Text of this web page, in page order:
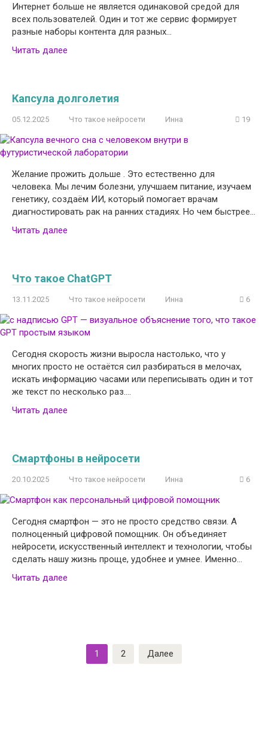
Интернет больше не является одинаковой средой для
всех пользователей. Один и тот же сервис формирует
разные наборы контента для разных…
Читать далее
Капсула долголетия
05.12.2025 Что такое нейросети Инна 19
Желание прожить дольше . Это естественно для
человека. Мы лечим болезни, улучшаем питание, изучаем
генетику, создаём ИИ, который помогает врачам
диагностировать рак на ранних стадиях. Но чем быстрее…
Читать далее
Что такое ChatGPT
13.11.2025 Что такое нейросети Инна 6
Сегодня скорость жизни выросла настолько, что у
многих просто не остаётся сил разбираться в мелочах,
искать информацию часами или переписывать один и тот
же текст по несколько раз….
Читать далее
Смартфоны в нейросети
20.10.2025 Что такое нейросети Инна 6
Сегодня смартфон — это не просто средство связи. А
полноценный цифровой помощник. Он объединяет
нейросети, искусственный интеллект и технологии, чтобы
сделать нашу жизнь проще, удобнее и умнее. Именно…
Читать далее
1 2 Далее